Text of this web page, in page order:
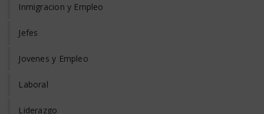
Inmigracion y Empleo
Jefes
Jovenes y Empleo
Laboral
Liderazgo